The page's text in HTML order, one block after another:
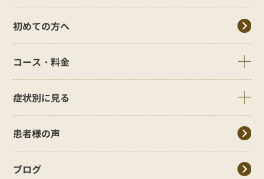
初めての方へ
コース・料金
症状別に見る
患者様の声
ブログ